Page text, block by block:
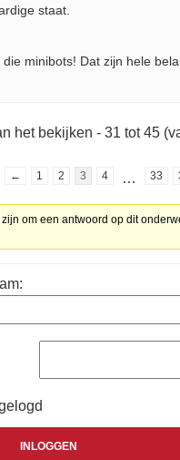
staat.
die minibots! Dat zijn hele
het bekijken - 31 tot 45
← 1 2 3 4 … 33
om een antwoord op dit
INLOGGEN